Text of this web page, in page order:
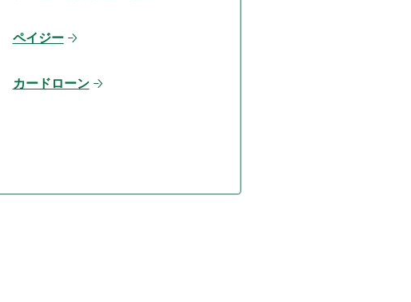
ペイジー
カードローン